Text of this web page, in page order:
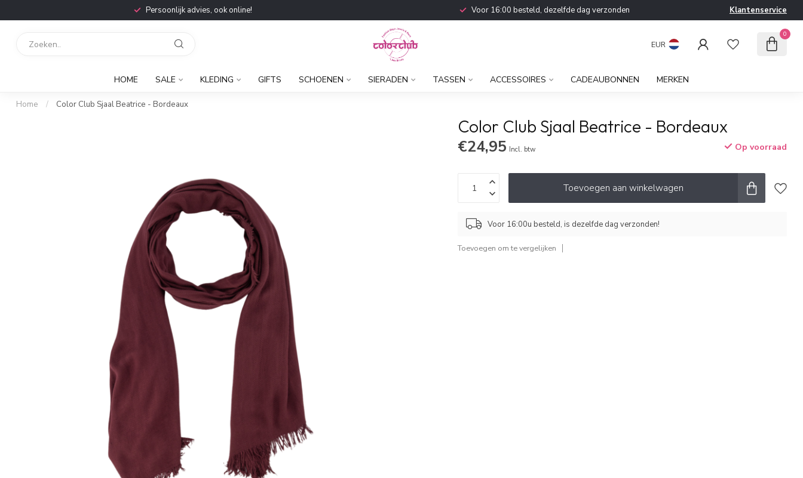
Persoonlijk advies, ook online! Voor 16:00 besteld, dezelfde dag verzonden Klantenservice
EUR
0
HOME SALE KLEDING GIFTS SCHOENEN SIERADEN TASSEN ACCESSOIRES CADEAUBONNEN MERKEN
Home / Color Club Sjaal Beatrice - Bordeaux
Color Club Sjaal Beatrice - Bordeaux
€24,95 Incl. btw Op voorraad
Toevoegen aan winkelwagen
Voor 16:00u besteld, is dezelfde dag verzonden!
Toevoegen om te vergelijken